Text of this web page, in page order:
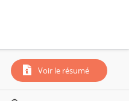
Voir le résumé